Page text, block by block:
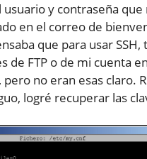
usuario y contraseña que
en el correo de
que para usar SSH,
de FTP o de mi cuenta
pero no eran esas claro.
logré recuperar las